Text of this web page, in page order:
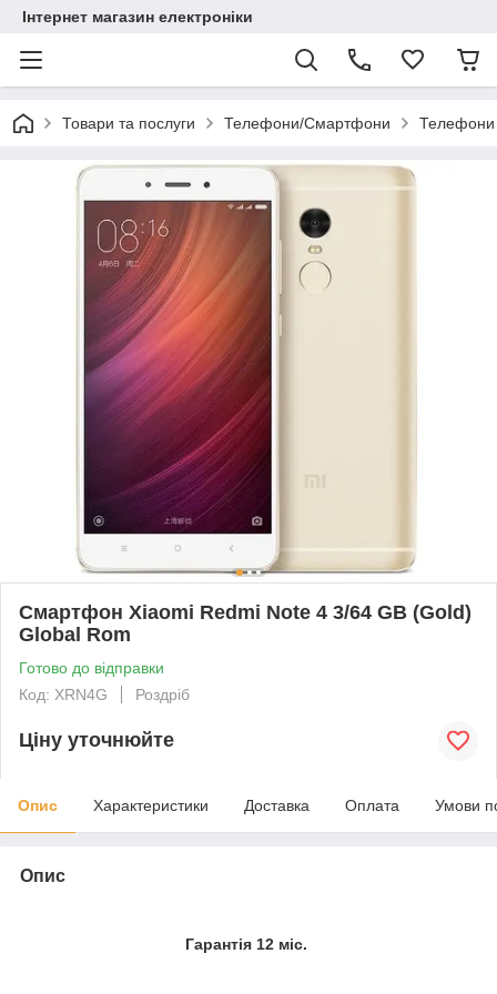
Інтернет магазин електроніки
Товари та послуги Телефони/Смартфони
Смартфон Xiaomi Redmi Note 4 3/64 GB (Gold)
Global Rom
Готово до відправки
Код: XRN4G
Роздріб
Ціну уточнюйте
Опис Характеристики Доставка Оплата Умови
Опис
Гарантія 12 міс.